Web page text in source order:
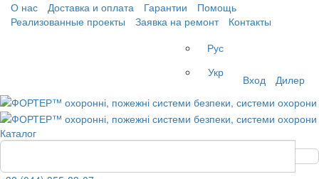
О нас Доставка и оплата Гарантии
Помощь
Реализованные проекты
Заявка на ремонт
Контакты
Рус
Укр
Вход Дилер
Каталог